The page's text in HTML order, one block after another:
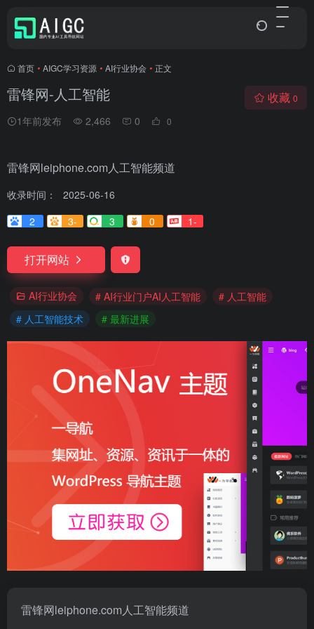
首页 • AIGC学习资源 • AI行业协会 • 正文
雷锋网-人工智能
1年前发布 2,466 0 0
收藏 0
雷锋网leiphone.com人工智能频道
收录时间：
2025-06-16
2
3- 3 0 1-
打开网站
AI行业协会 # AI行业门户AI人工智能
# 人工智能
# 人工智能技术
# 最新进展
雷锋网leiphone.com人工智能频道